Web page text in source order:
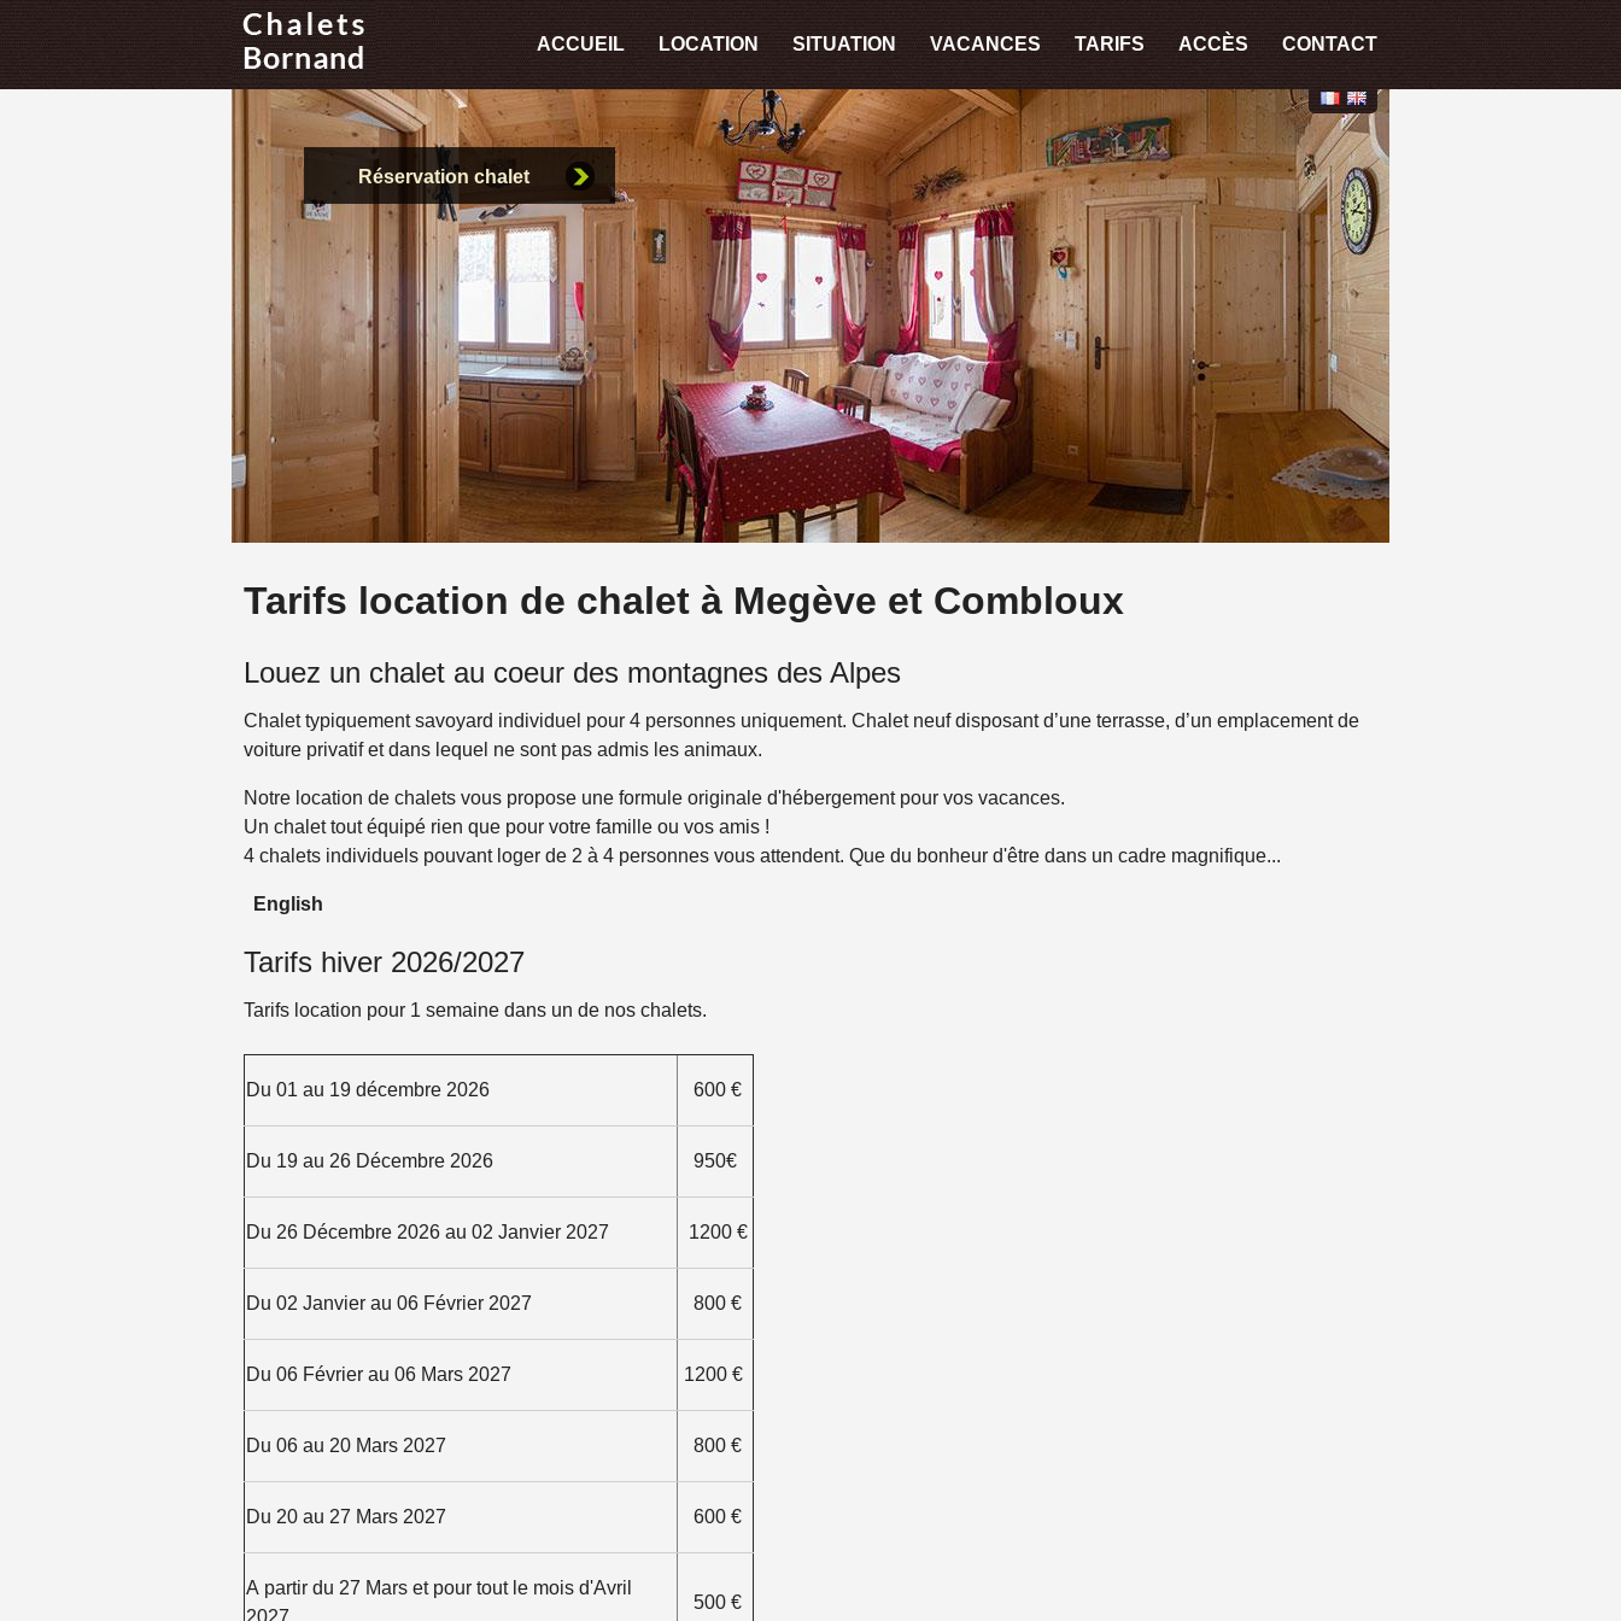
ACCUEIL LOCATION SITUATION VACANCES TARIFS ACCÈS CONTACT
Réservation chalet
Tarifs location de chalet à Megève et Combloux
Louez un chalet au coeur des montagnes des Alpes
Chalet typiquement savoyard individuel pour 4 personnes uniquement. Chalet neuf disposant d’une terrasse, d’un emplacement de
voiture privatif et dans lequel ne sont pas admis les animaux.
Notre location de chalets vous propose une formule originale d'hébergement pour vos vacances.
Un chalet tout équipé rien que pour votre famille ou vos amis !
4 chalets individuels pouvant loger de 2 à 4 personnes vous attendent. Que du bonheur d'être dans un cadre magnifique...
English
Tarifs hiver 2026/2027
Tarifs location pour 1 semaine dans un de nos chalets.
Du 01 au 19 décembre 2026 600 €
Du 19 au 26 Décembre 2026 950€
Du 26 Décembre 2026 au 02 Janvier 2027 1200 €
Du 02 Janvier au 06 Février 2027 800 €
Du 06 Février au 06 Mars 2027 1200 €
Du 06 au 20 Mars 2027 800 €
Du 20 au 27 Mars 2027 600 €
A partir du 27 Mars et pour tout le mois d'Avril
2027
500 €